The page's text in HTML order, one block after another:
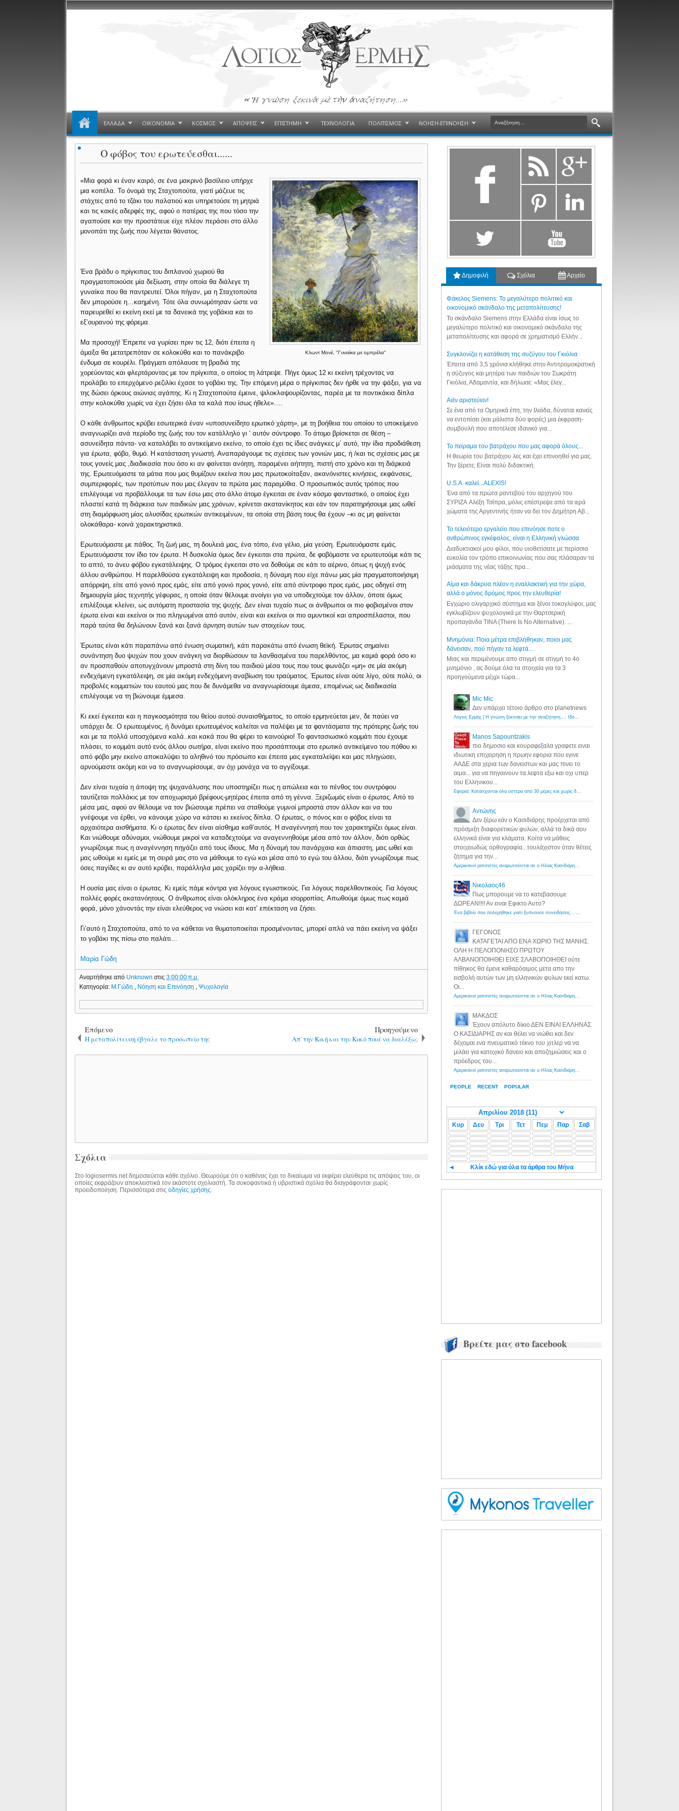
ΕΛΛΑΔΑ ΟΙΚΟΝΟΜΙΑ ΚΟΣΜΟΣ ΑΠΟΨΕΙΣ ΕΠΙΣΤΗΜΗ ΤΕΧΝΟΛΟΓΙΑ ΠΟΛΙΤΙΣΜΟΣ ΝΟΗΣΗ-ΕΠΙΝΟΗΣΗ
Ο φόβος του ερωτεύεσθαι......
Κλωντ Μονέ, "Γυναίκα με ομπρέλα"
«Μια φορά κι έναν καιρό, σε ένα μακρινό βασίλειο υπήρχε
μια κοπέλα. Το όνομά της Σταχτοπούτα, γιατί μάζευε τις
στάχτες από το τζάκι του παλατιού και υπηρετούσε τη μητριά
και τις κακές αδερφές της, αφού ο πατέρας της που τόσο την
αγαπούσε και την προστάτευε είχε πλέον περάσει στο άλλο
μονοπάτι της ζωής που λέγεται θάνατος.
Ένα βράδυ ο πρίγκιπας του διπλανού χωριού θα
πραγματοποιούσε μία δεξίωση, στην οποία θα διάλεγε τη
γυναίκα που θα παντρευτεί. Όλοι πήγαν, μα η Σταχτοπούτα
δεν μπορούσε η…καημένη. Τότε όλα συνωμότησαν ώστε να
παρευρεθεί κι εκείνη εκεί με τα δανεικά της γοβάκια και το
εξ’ουρανού της φόρεμα.
Μα προσοχή! Έπρεπε να γυρίσει πριν τις 12, διότι έπειτα η
άμαξα θα μετατρεπόταν σε κολοκύθα και το πανάκριβο
ένδυμα σε κουρέλι. Πράγματι απόλαυσε τη βραδιά της
χορεύοντας και φλερτάροντας με τον πρίγκιπα, ο οποίος τη λάτρεψε. Πήγε όμως 12 κι εκείνη τρέχοντας να
προλάβει το επερχόμενο ρεζιλίκι έχασε το γοβάκι της. Την επόμενη μέρα ο πρίγκιπας δεν ήρθε να την ψάξει, για να
της δώσει όρκους αιώνιας αγάπης. Κι η Σταχτοπούτα έμεινε, ψιλοκλαψουρίζοντας, παρέα με τα ποντικάκια δίπλα
στην κολοκύθα χωρίς να έχει ζήσει όλα τα καλά που ίσως ήθελε»….
Ο κάθε άνθρωπος κρύβει εσωτερικά έναν «υποσυνείδητο ερωτικό χάρτη», με τη βοήθεια του οποίου το υποκείμενο
αναγνωρίζει ανά περίοδο της ζωής του τον κατάλληλο γι ‘ αυτόν σύντροφο. Το άτομο βρίσκεται σε θέση –
ασυνείδητα πάντα- να καταλάβει το αντικείμενο εκείνο, το οποίο έχει τις ίδιες ανάγκες μ΄ αυτό, την ίδια προδιάθεση
για έρωτα, φόβο, θυμό. Η κατάσταση γνωστή. Αναπαράγουμε τις σχέσεις των γονιών μας, ή /και τις σχέσεις μας με
τους γονείς μας ,διαδικασία που όσο κι αν φαίνεται ανόητη, παραμένει αήττητη, πιστή στο χρόνο και τη διάρκειά
της. Ερωτευόμαστε τα μάτια που μας θυμίζουν εκείνα που μας πρωτοκοίταξαν, ακανόνιστες κινήσεις, εκφάνσεις,
συμπεριφορές, των προτύπων που μας έλεγαν τα πρώτα μας παραμύθια. Ο προσωπικός αυτός τρόπος που
επιλέγουμε να προβάλλουμε τα των έσω μας στο άλλο άτομο έγκειται σε έναν κόσμο φανταστικό, ο οποίος έχει
πλαστεί κατά τη διάρκεια των παιδικών μας χρόνων, κρίνεται ακατανίκητος και εάν τον παρατηρήσουμε μας ωθεί
στη διαμόρφωση μίας αλυσίδας ερωτικών αντικειμένων, τα οποία στη βάση τους θα έχουν –κι ας μη φαίνεται
ολοκάθαρα- κοινά χαρακτηριστικά.
Ερωτευόμαστε με πάθος. Τη ζωή μας, τη δουλειά μας, ένα τόπο, ένα γέλιο, μία γεύση. Ερωτευόμαστε εμάς.
Ερωτευόμαστε τον ίδιο τον έρωτα. Η δυσκολία όμως δεν έγκειται στα πρώτα, δε φοβόμαστε να ερωτευτούμε κάτι τις
το απτό, το άνευ φόβου εγκατάλειψης. Ο τρόμος έγκειται στο να δοθούμε σε κάτι το αέρινο, όπως η ψυχή ενός
άλλου ανθρώπου. Η παρελθούσα εγκατάλειψη και προδοσία, η δύναμη που είχε πάνω μας μία πραγματοποιήσιμη
απόρριψη, είτε από γονιό προς εμάς, είτε από γονιό προς γονιό, είτε από σύντροφο προς εμάς, μας οδηγεί στη
δημιουργία μίας τεχνητής γέφυρας, η οποία όταν θέλουμε ανοίγει για να υποδεχτούμε τον άλλον, όποτε όμως
επιλέξουμε κλείνει, ως αυτόματη προστασία της ψυχής. Δεν είναι τυχαίο πως οι άνθρωποι οι πιο φοβισμένοι στον
έρωτα είναι και εκείνοι οι πιο πληγωμένοι από αυτόν, είναι και εκείνοι οι πιο αμυντικοί και απροσπέλαστοι, που
παρά ταύτα θα δηλώνουν ξανά και ξανά άρνηση αυτών των στοιχείων τους.
Έρωτας είναι κάτι παραπάνω από ένωση σωματική, κάτι παρακάτω από ένωση θεϊκή. Έρωτας σημαίνει
συνάντηση δυο ψυχών που χουν ανάγκη να διορθώσουν τα λανθασμένα του παρελθόντος, μα καμιά φορά όσο κι
αν προσπαθούν αποτυγχάνουν μπροστά στη δίνη του παιδιού μέσα τους που τους φωνάζει «μη» σε μία ακόμη
ενδεχόμενη εγκατάλειψη, σε μία ακόμη ενδεχόμενη αναβίωση του τραύματος. Έρωτας είναι ούτε λίγο, ούτε πολύ, οι
προβολές κομματιών του εαυτού μας που δε δυνάμεθα να αναγνωρίσουμε άμεσα, επομένως ως διαδικασία
επιλέγουμε να τη βιώνουμε έμμεσα.
Κι εκεί έγκειται και η παγκοσμιότητα του θείου αυτού συναισθήματος, το οποίο ερμηνεύεται μεν, δε παύει να
υπάρχει δε. Ο ερωτευμένος, ή δυνάμει ερωτευμένος καλείται να παλέψει με τα φαντάσματα της πρότερης ζωής του
και με τα πολλά υποσχόμενα καλά..και κακά που θα φέρει το καινούριο! Το φαντασιωσικό κομμάτι που έχουμε
πλάσει, το κομμάτι αυτό ενός άλλου σωτήρα, είναι εκείνο που προσάπτουμε στο ερωτικό αντικείμενο του πόθου κι
από φόβο μην εκείνο αποκαλύψει το αληθινό του πρόσωπο και έπειτα μας εγκαταλείψει και μας πληγώσει,
αρνούμαστε ακόμη και να το αναγνωρίσουμε, αν όχι μονάχα να το αγγίξουμε.
Δεν είναι τυχαία η άποψη της ψυχανάλυσης που υποστηρίζει πως η απώλεια και το πένθος του συντρόφου
ταυτίζεται πολλάκις με τον αποχωρισμό βρέφους-μητέρας έπειτα από τη γέννα. Ξεριζωμός είναι ο έρωτας. Από το
μέσα μας, αφού αν θέλουμε να τον βιώσουμε πρέπει να σταθούμε γυμνοί μπροστά στον άλλον και να του
γνέψουμε να έρθει, να κάνουμε χώρο να κάτσει κι εκείνος δίπλα. Ο έρωτας, ο πόνος και ο φόβος είναι τα
αρχαιότερα αισθήματα. Κι ο έρωτας δεν είναι αίσθημα καθ’αυτός. Η αναγέννησή που τον χαρακτηρίζει όμως είναι.
Και νιώθουμε αδύναμοι, νιώθουμε μικροί να καταδεχτούμε να αναγεννηθούμε μέσα από τον άλλον, διότι ορθώς
γνωρίζουμε πως η αναγέννηση πηγάζει από τους ίδιους. Μα η δύναμή του πανάρχαια και άπιαστη, μας ωθεί και
μας ωθούμε κι εμείς με τη σειρά μας στο να μάθουμε το εγώ και μέσα από το εγώ του άλλου, διότι γνωρίζουμε πως
όσες παγίδες κι αν αυτό κρύβει, παράλληλα μας χαρίζει την α-λήθεια.
Η ουσία μας είναι ο έρωτας. Κι εμείς πάμε κόντρα για λόγους εγωιστικούς. Για λόγους παρελθοντικούς. Για λόγους
πολλές φορές ακατανόητους. Ο άνθρωπος είναι ολόκληρος ένα κράμα ισορροπίας. Απωθούμε όμως πως καμιά
φορά, μόνο χάνοντάς την είναι ελεύθερος να νιώσει και κατ’ επέκταση να ζήσει.
Γι’αυτό η Σταχτοπούτα, από το να κάθεται να θυματοποιείται προσμένοντας, μπορεί απλά να πάει εκείνη να ψάξει
το γοβάκι της πίσω στο παλάτι…
Μαρία Γώδη
Αναρτήθηκε από Unknownστις3:00:00 π.μ.
Κατηγορία: Μ.Γώδη Νόηση και Επινόηση ,Ψυχολογία
Επόμενο
Η μεταπολίτευση έβγαλε το προσωπείο της
Προηγούμενο
Απ' την Κική και την Κοκό ποιά να διαλέξω;
Σχόλια
Στο logiosermis.net δημοσιεύεται κάθε σχόλιο. Θεωρούμε ότι ο καθένας έχει το δικαίωμα να εκφέρει ελεύθερα τις απόψεις του, οι
οποίες εκφράζουν αποκλειστικά τον εκάστοτε σχολιαστή. Τα συκοφαντικά ή υβριστικά σχόλια θα διαγράφονται χωρίς
προειδοποίηση. Περισσότερα στιςοδηγίες χρήσης
Δημοφιλή Σχόλια Αρχείο
Φάκελος Siemens: Το μεγαλύτερο πολιτικό και
οικονομικό σκάνδαλο της μεταπολίτευσης!
Το σκάνδαλο Siemens στην Ελλάδα είναι ίσως το
μεγαλύτερο πολιτικό και οικονομικό σκάνδαλο της
μεταπολίτευσης και αφορά σε χρηματισμό Ελλήν...
Συγκλονίζει η κατάθεση της συζύγου του Γκιόλια
Έπειτα από 3,5 χρόνια κλήθηκε στην Αντιτρομοκρατική
η σύζυγος και μητέρα των παιδιών του Σωκράτη
Γκιόλια, Αδαμαντία, και δήλωσε: «Μας έλεγ...
Aιέν αριστεύειν!
Σε ένα από τα Ομηρικά έπη, την Ιλιάδα, δύναται κανείς
να εντοπίσει (και μάλιστα δύο φορές) μια έκφραση-
συμβουλή που αποτέλεσε ιδανικό για...
Το πείραμα του βατράχου που μας αφορά όλους...
Η θεωρία του βατράχου λες και έχει επινοηθεί για μας.
Την ξέρετε; Είναι πολύ διδακτική.
U.S.A. καλεί...ALEXIS!
Ένα από τα πρώτα ραντεβού του αρχηγού του
ΣΥΡΙΖΑ Αλέξη Τσίπρα, μόλις επέστρεψε από τα ιερά
χώματα της Αργεντινής ήταν να δει τον Δημήτρη Αβ...
Το τελειότερο εργαλείο που επινόησε ποτε ο
ανθρώπινος εγκέφαλος, είναι η Ελληνική γλώσσα.
Διαδυκτιακοί μου φίλοι, που υιοθετίσατε με περίσσια
ευκολία τον τρόπο επικοινωνίας που σας πλάσαραν τα
μιάσματα της νέας τάξης πρα...
Αίμα και δάκρυα πλέον η εναλλακτική για την χώρα,
αλλά ο μόνος δρόμος προς την ελευθερία!
Εγχώριο ολιγαρχικό σύστημα και ξένοι τοκογλύφοι, μας
εγκλωβίζουν ψυχολογικά με την Θαρτσερική
προπαγάνδα TINA (There Is No Alternative). ...
Μνημόνια: Ποια μέτρα επιβλήθηκαν, ποιοι μας
δάνεισαν, πού πήγαν τα λεφτά...
Μιας και περιμένουμε απο στιγμή σε στιγμή το 4ο
μνημόνιο , ας δούμε όλα τα στοιχεία για τα 3
προηγούμενα μέχρι τώρα...
PEOPLE RECENT POPULAR
Mic Mic
Δεν υπάρχει τέτοιο άρθρο στο planetnews
Λόγιος Ερμής | Η γνώση ξεκινάει με την αναζήτηση...: Ιδού οι 18 που χρωστούν 11 δις ευρώ!
Manos Sapountzakis
πιο δημοσιο και κουραφεξαλα γραφετε ειναι
ιδιωτικη επιχειρηση η πρωην εφορια που εγινε
ΑΑΔΕ στα χερια των δανειστων και μας πινει το
αιμα... για να πηγαινουν τα λεφτα εξω και οχι υπερ
του Ελληνικου...
Εφορία: Κατάσχονται όλα ύστερα από 30 μέρες και χωρίς δικαστικές αποφάσεις - Λόγιος Ερμής
Αντώνης
Δεν ξέρω εάν ο Κασιδιάρης προέρχεται από
πρόσμιξη διαφορετικών φυλών, αλλά τα δικά σου
ελληνικά είναι για κλάματα. Κοίτα να μάθεις
στοιχειωδώς ορθογραφία...τουλάχιστον όταν θέτεις
ζήτημα για την...
Αμερικανοί ρατσιστές αναρωτιούνται αν ο Ηλίας Κασιδιάρης ανήκει στη λευκή φυλή... - Λόγιος Ερμής
Νικολαος46
Πως μπορουμε να το κατεβασουμε
ΔΩΡΕΑΝ!!!! Αν ειναι Εφικτο Αυτο?
Ένα βιβλίο που πολεμήθηκε γιατί ξυπνούσε συνειδήσεις... - Λόγιος Ερμής | Η γνώση ξεκινάει με την αναζήτηση...
ΓΕΓΟΝΟΣ
ΚΑΤΑΓΕΤΑΙ ΑΠΟ ΕΝΑ ΧΩΡΙΟ ΤΗΣ ΜΑΝΗΣ.
ΟΛΗ Η ΠΕΛΟΠΟΝΗΣΟ ΠΡΩΤΟΥ
ΑΛΒΑΝΟΠΟΙΗΘΕΙ ΕΙΧΕ ΣΛΑΒΟΠΟΙΗΘΕΙ ούτε
πίθηκος θα έμενε καθαρόαιμος μετα απο την
εισβολή αυτών των μη ελληνικών φυλων εκεί κατω.
Οι...
Αμερικανοί ρατσιστές αναρωτιούνται αν ο Ηλίας Κασιδιάρης ανήκει στη λευκή φυλή... - Λόγιος Ερμής
ΜΑΚΔΟΣ
Έχουν απόλυτο δίκιο ΔΕΝ ΕΙΝΑΙ ΕΛΛΗΝΑΣ
Ο ΚΑΣΙΔΙΑΡΗΣ αν και θέλει να νιώθει και δεν
δέχομαι ενα πνευματικό τέκνο του χιτλερ να να
μιλάει για κατοχικό δανειο και αποζημιώσεις και ο
πρόεδρος του...
Αμερικανοί ρατσιστές αναρωτιούνται αν ο Ηλίας Κασιδιάρης ανήκει στη λευκή φυλή... - Λόγιος Ερμής
Κυρ Δευ Τρι Τετ Πεμ Παρ Σαβ
◄ Κλίκ εδώ για όλα τα άρθρα του Μήνα
Βρείτε μας στο facebook